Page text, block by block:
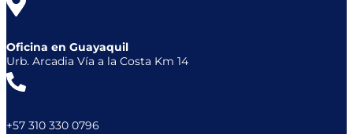
Oficina en Guayaquil
Urb. Arcadia Vía a la Costa Km 14
+57 310 330 0796